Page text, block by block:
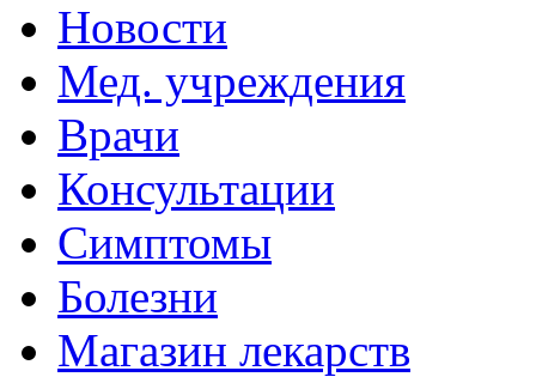
Новости
Мед. учреждения
Врачи
Консультации
Симптомы
Болезни
Магазин лекарств